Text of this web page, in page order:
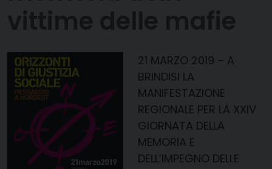
21 MARZO 2019 – A
BRINDISI LA
MANIFESTAZIONE
REGIONALE PER LA XXIV
GIORNATA DELLA
MEMORIA E
DELL’IMPEGNO DELLE